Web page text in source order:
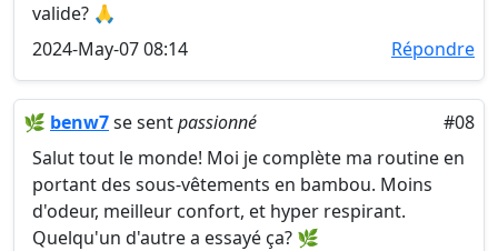
valide? 🙏
2024-May-07 08:14
Répondre
🌿 benw7se sentpassionné
#08
Salut tout le monde! Moi je complète ma routine en
portant des sous-vêtements en bambou. Moins
d'odeur, meilleur confort, et hyper respirant.
Quelqu'un d'autre a essayé ça? 🌿